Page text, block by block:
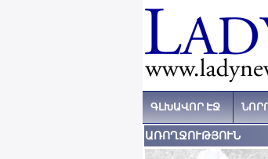
ԳԼԽԱՎՈՐ ԷՋ
ԱՌՈՂՋՈՒԹՅՈՒՆ